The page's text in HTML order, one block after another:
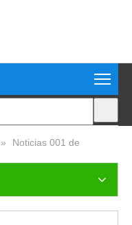
» Noticias 001 de